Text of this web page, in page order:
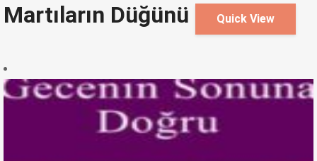
Martıların Düğünü Quick View